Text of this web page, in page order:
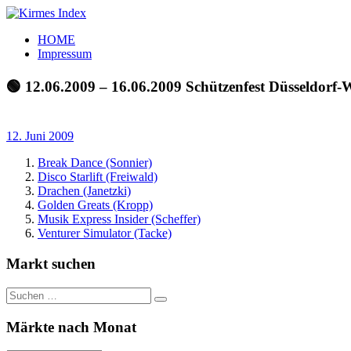
Zum
springen
Kirmes
Index
Tourpläne
der
letzten
HOME
Impressum
🟢 12.06.2009 – 16.06.2009 Schützenfest Düsseldorf-
12. Juni 2009
Break Dance (Sonnier)
Disco Starlift (Freiwald)
Drachen (Janetzki)
Golden Greats (Kropp)
Musik Express Insider (Scheffer)
Venturer Simulator (Tacke)
Markt suchen
Suchen
nach:
Suchen
Märkte nach Monat